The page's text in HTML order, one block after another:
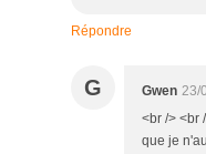
Répondre
G Gwen 23/
<br /> <br
que je